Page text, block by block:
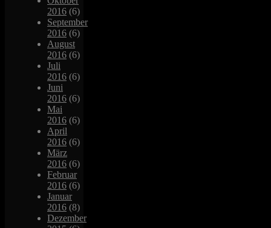
2016 (6)
September
2016 (6)
August
2016 (6)
Juli
2016 (6)
Juni
2016 (6)
Mai
2016 (6)
April
2016 (6)
März
2016 (6)
Februar
2016 (6)
Januar
2016 (8)
Dezember